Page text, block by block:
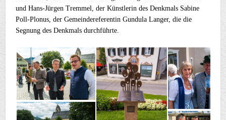
und Hans-Jürgen Tremmel, der Künstlerin des Denkmals Sabine
Poll-Plonus, der GemeindereferentinGundula Langer, die die
Segnung des Denkmals durchführte.